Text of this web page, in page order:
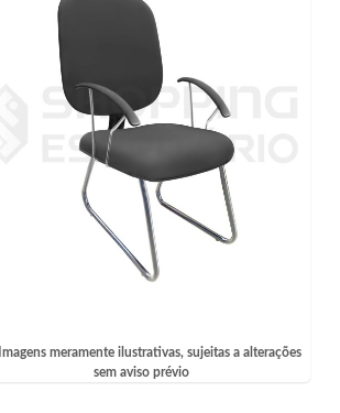
Imagens meramente ilustrativas, sujeitas a alterações
sem aviso prévio